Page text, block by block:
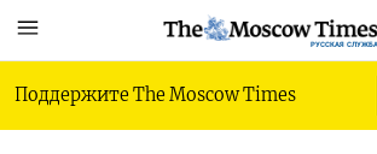
РУССКАЯ СЛУЖБА
Поддержите The Moscow Times